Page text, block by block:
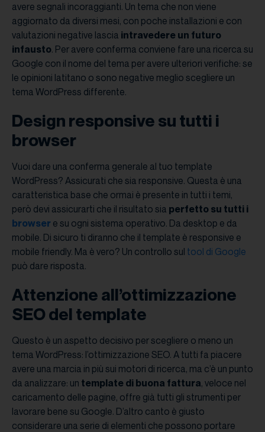
avere segnali incoraggianti. Un tema che non viene
aggiornato da diversi mesi, con poche installazioni e con
valutazioni negative lascia intravedere un futuro
infausto. Per avere conferma conviene fare una ricerca su
Google con il nome del tema per avere ulteriori verifiche: se
le opinioni latitano o sono negative meglio scegliere un
tema WordPress differente.
Design responsive su tutti i
browser
Vuoi dare una conferma generale al tuo template
WordPress? Assicurati che sia responsive. Questa è una
caratteristica base che ormai è presente in tutti i temi,
però devi assicurarti che il risultato sia perfetto su tutti i
browser e su ogni sistema operativo. Da desktop e da
mobile. Di sicuro ti diranno che il template è responsive e
mobile friendly. Ma è vero? Un controllo sul tool di Google
può dare risposta.
Attenzione all’ottimizzazione
SEO del template
Questo è un aspetto decisivo per scegliere o meno un
tema WordPress: l’ottimizzazione SEO. A tutti fa piacere
avere una marcia in più sui motori di ricerca, ma c’è un punto
da analizzare: un template di buona fattura, veloce nel
caricamento delle pagine, offre già tutti gli strumenti per
lavorare bene su Google. D’altro canto è giusto
considerare una serie di elementi che possono portare